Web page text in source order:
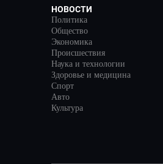
НОВОСТИ
Политика
Общество
Экономика
Происшествия
Наука и технологии
Здоровье и медицина
Спорт
Авто
Культура